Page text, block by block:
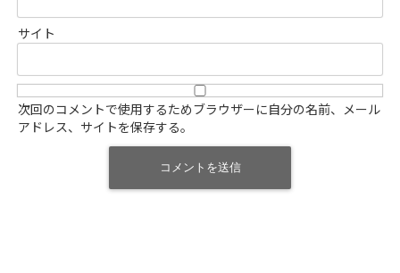
サイト
次回のコメントで使用するためブラウザーに自分の名前、メール
アドレス、サイトを保存する。